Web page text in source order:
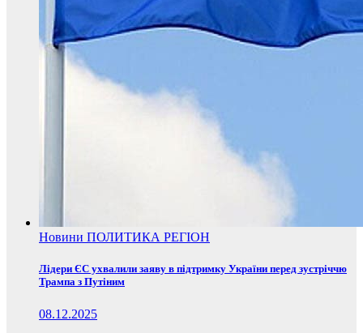
Новини ПОЛИТИКА РЕГІОН
Лідери ЄС ухвалили заяву в підтримку України перед зустріччю
Трампа з Путіним
08.12.2025